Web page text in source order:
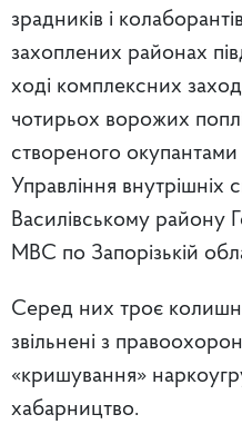
зрадників і
захоплених районах
ході комплексних
чотирьох ворожих
створеного окупантами
Управління внутрішніх
Василівському району
МВС по Запорізькій
Серед них троє
звільнені з
«кришування»
хабарництво.